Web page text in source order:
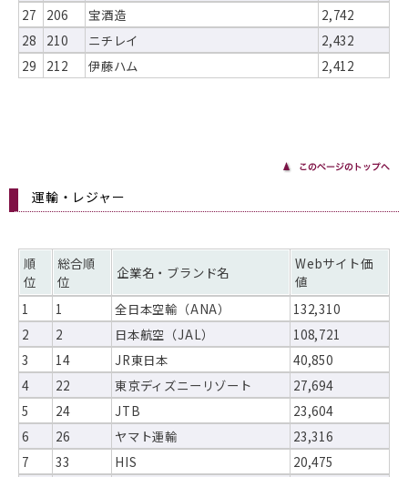
27
206 宝酒造
2,742
28
210 ニチレイ
2,432
29
212 伊藤ハム 2,412
運輸・レジャー
順
位
総合順
位
企業名・ブランド名
Webサイト価
値
1
1 全日本空輸（ANA）
132,310
2
2 日本航空（JAL）
108,721
3
14 JR東日本
40,850
4
22 東京ディズニーリゾート
27,694
5
24 JTB
23,604
6
26 ヤマト運輸
23,316
7
33 HIS
20,475